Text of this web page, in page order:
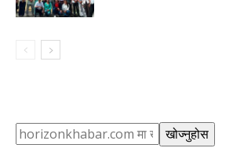
Search खोज्नुहोस